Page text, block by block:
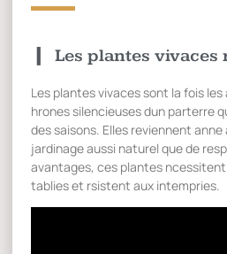
Les plantes vivaces
Les plantes vivaces sont la fois
hrones silencieuses dun parterre
des saisons. Elles reviennent
jardinage aussi naturel que de
avantages, ces plantes
tablies et rsistent aux intempries.